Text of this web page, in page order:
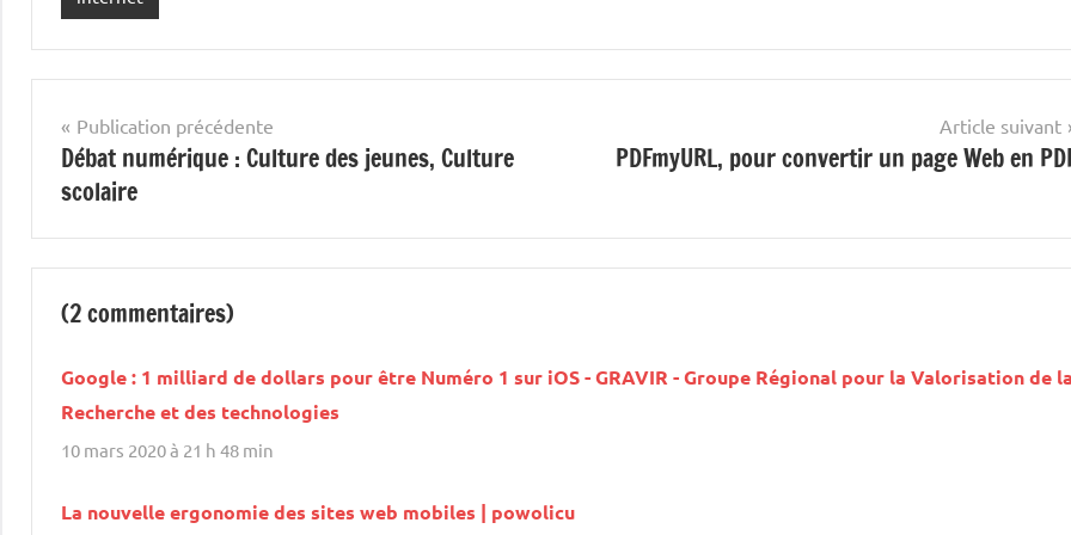
Navigation
de
l’article
Publication précédente
Débat numérique : Culture des jeunes, Culture
scolaire
Article suivant
PDFmyURL, pour convertir un page Web en
(2 commentaires)
Google : 1 milliard de dollars pour être Numéro 1 sur iOS - GRAVIR - Groupe Régional pour la Valorisation de
Recherche et des technologies
10 mars 2020 à 21 h 48 min
La nouvelle ergonomie des sites web mobiles | powolicu